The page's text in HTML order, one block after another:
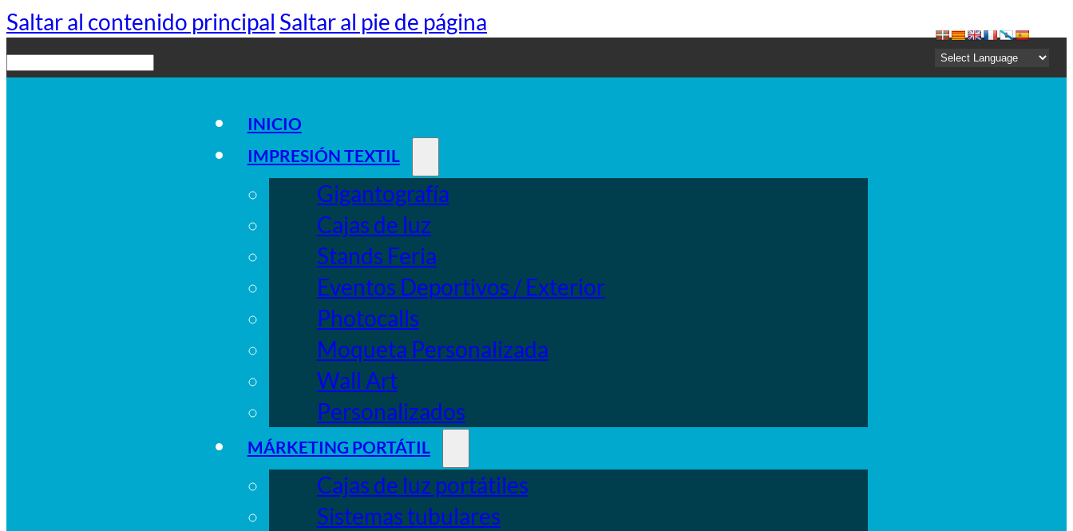
Saltar al contenido principal Saltar al pie de página
Buscar
INICIO
IMPRESIÓN TEXTIL
Gigantografía
Cajas de luz
Stands Feria
Eventos Deportivos / Exterior
Photocalls
Moqueta Personalizada
Wall Art
Personalizados
MÁRKETING PORTÁTIL
Cajas de luz portátiles
Sistemas tubulares